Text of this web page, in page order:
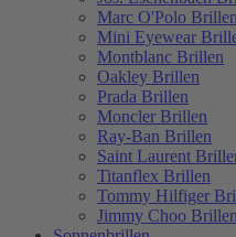
Marc O'Polo Brillen
Mini Eyewear
Montblanc Brillen
Oakley Brillen
Prada Brillen
Moncler Brillen
Ray-Ban Brillen
Saint Laurent
Titanflex Brillen
Tommy Hilfiger
Jimmy Choo Brillen